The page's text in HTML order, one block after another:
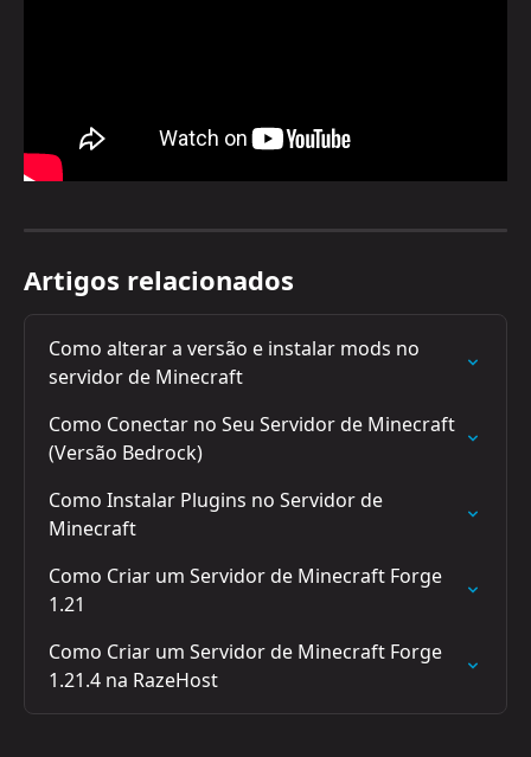
Artigos relacionados
Como alterar a versão e instalar mods no
servidor de Minecraft
Como Conectar no Seu Servidor de Minecraft
(Versão Bedrock)
Como Instalar Plugins no Servidor de
Minecraft
Como Criar um Servidor de Minecraft Forge
1.21
Como Criar um Servidor de Minecraft Forge
1.21.4 na RazeHost